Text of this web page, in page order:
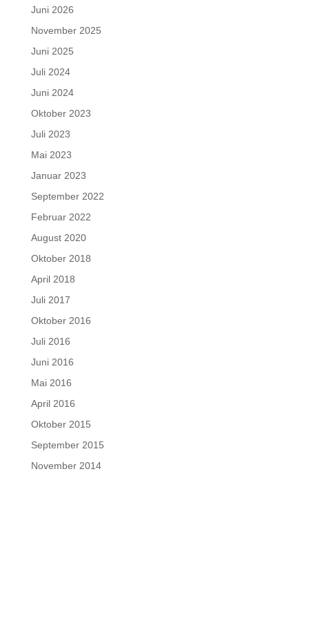
Juni 2026
November 2025
Juni 2025
Juli 2024
Juni 2024
Oktober 2023
Juli 2023
Mai 2023
Januar 2023
September 2022
Februar 2022
August 2020
Oktober 2018
April 2018
Juli 2017
Oktober 2016
Juli 2016
Juni 2016
Mai 2016
April 2016
Oktober 2015
September 2015
November 2014